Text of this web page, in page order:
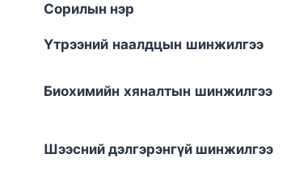
Сорилын нэр
Үтрээний наалдцын шинжилгээ
Биохимийн хяналтын шинжилгээ
Шээсний дэлгэрэнгүй шинжилгээ